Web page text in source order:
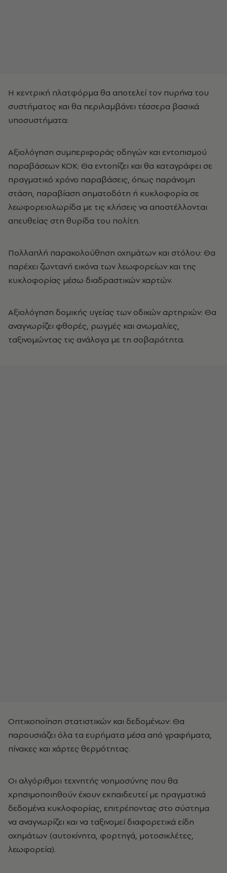
Η κεντρική πλατφόρμα θα αποτελεί τον πυρήνα του
συστήματος και θα περιλαμβάνει τέσσερα βασικά
υποσυστήματα:
Αξιολόγηση συμπεριφοράς οδηγών και εντοπισμού
παραβάσεων ΚΟΚ: Θα εντοπίζει και θα καταγράφει σε
πραγματικό χρόνο παραβάσεις, όπως παράνομη
στάση, παραβίαση σηματοδότη ή κυκλοφορία σε
λεωφορειολωρίδα με τις κλήσεις να αποστέλλονται
απευθείας στη θυρίδα του πολίτη.
Πολλαπλή παρακολούθηση οχημάτων και στόλου: Θα
παρέχει ζωντανή εικόνα των λεωφορείων και της
κυκλοφορίας μέσω διαδραστικών χαρτών.
Αξιολόγηση δομικής υγείας των οδικών αρτηριών: Θα
αναγνωρίζει φθορές, ρωγμές και ανωμαλίες,
ταξινομώντας τις ανάλογα με τη σοβαρότητα.
Οπτικοποίηση στατιστικών και δεδομένων: Θα
παρουσιάζει όλα τα ευρήματα μέσα από γραφήματα,
πίνακες και χάρτες θερμότητας.
Οι αλγόριθμοι τεχνητής νοημοσύνης που θα
χρησιμοποιηθούν έχουν εκπαιδευτεί με πραγματικά
δεδομένα κυκλοφορίας, επιτρέποντας στο σύστημα
να αναγνωρίζει και να ταξινομεί διαφορετικά είδη
οχημάτων (αυτοκίνητα, φορτηγά, μοτοσικλέτες,
λεωφορεία).